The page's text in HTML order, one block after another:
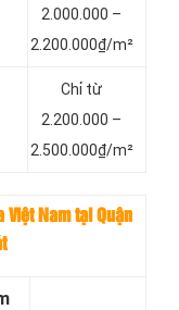
2.000.000 –
2.200.000₫/m²
Chỉ từ
2.200.000 –
2.500.000₫/m²
Việt Nam tại Quận